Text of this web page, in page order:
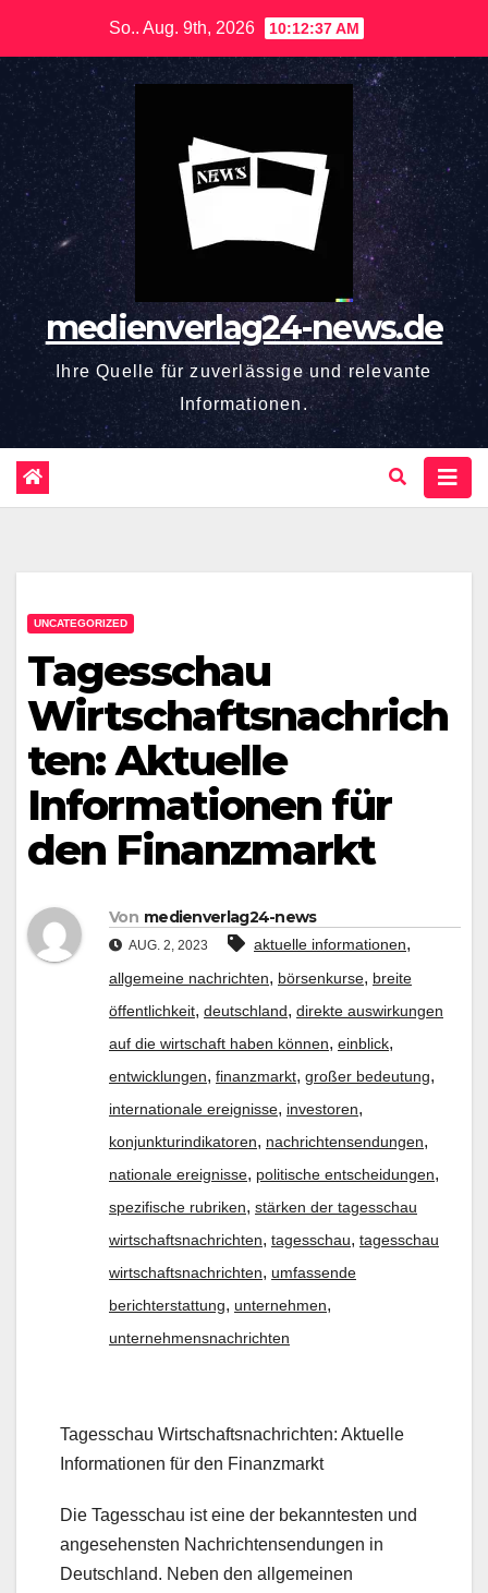
springen
So.. Aug. 9th, 2026 10:12:38 AM
medienverlag24-news.de
Ihre Quelle für zuverlässige und relevante
Informationen.
UNCATEGORIZED
Tagesschau
Wirtschaftsnachrich
ten: Aktuelle
Informationen für
den Finanzmarkt
Von medienverlag24-news
AUG. 2, 2023 aktuelle informationen,
allgemeine nachrichten, börsenkurse, breite
öffentlichkeit, deutschland, direkte auswirkungen
auf die wirtschaft haben können, einblick,
entwicklungen, finanzmarkt, großer bedeutung,
internationale ereignisse, investoren,
konjunkturindikatoren, nachrichtensendungen,
nationale ereignisse, politische entscheidungen,
spezifische rubriken, stärken der tagesschau
wirtschaftsnachrichten, tagesschau, tagesschau
wirtschaftsnachrichten, umfassende
berichterstattung, unternehmen,
unternehmensnachrichten
Tagesschau Wirtschaftsnachrichten: Aktuelle
Informationen für den Finanzmarkt
Die Tagesschau ist eine der bekanntesten und
angesehensten Nachrichtensendungen in
Deutschland. Neben den allgemeinen